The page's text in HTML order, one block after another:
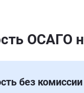
ОСАГО
без комиссии